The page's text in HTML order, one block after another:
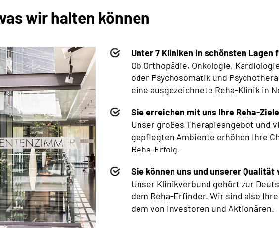
wir halten können
Unter 7 Kliniken in schönsten Lagen
Ob Orthopädie, Onkologie,
oder Psychosomatik und
eine ausgezeichnete Reha-Klinik in
Sie erreichen mit uns Ihre Reha-Ziele
Unser großes Therapieangebot und
gepflegten Ambiente erhöhen Ihre
Reha-Erfolg.
Sie können uns und unserer Qualität
Unser Klinikverbund gehört zur
dem Reha-Erfinder. Wir sind also
dem von Investoren und Aktionären.